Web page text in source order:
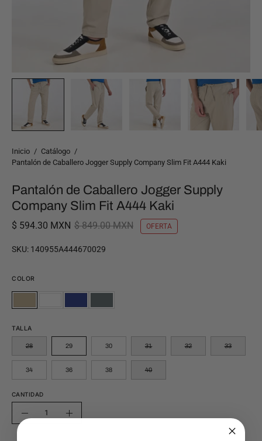
Inicio / Catálogo /
Pantalón de Caballero Jogger Supply Company Slim Fit A444 Kaki
Pantalón de Caballero Jogger Supply
Company Slim Fit A444 Kaki
$ 594.30 MXN $ 849.00 MXN OFERTA
SKU: 140955A444670029
COLOR
KAKI
VERDEMARINO
GRIS
TALLA
28 29 30 31 32 33
34 36 38 40
CANTIDAD
Cantidad
Disminuir
Aumentar